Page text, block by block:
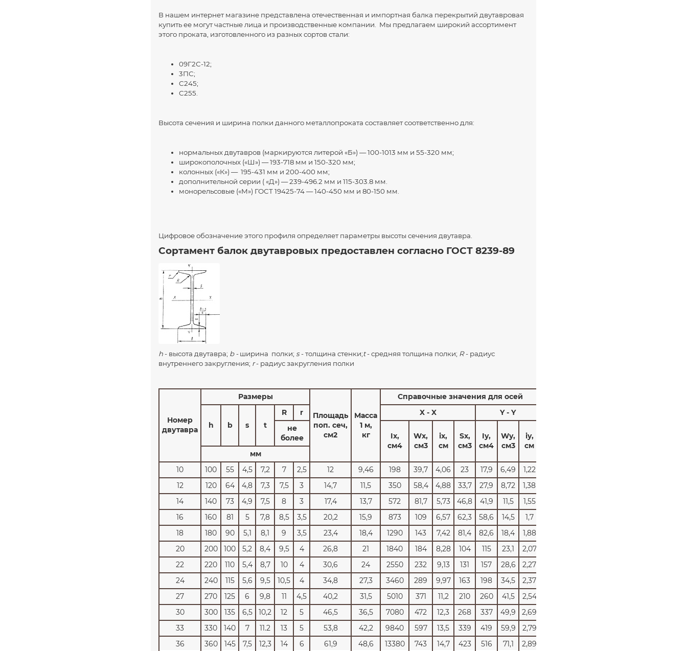
В нашем интернет магазине представлена отечественная и импортная балка перекрытий двутавровая
купить ее могут частные лица и производственные компании. Мы предлагаем широкий ассортимент
этого проката, изготовленного из разных сортов стали:
09Г2С-12;
3ПС;
C245;
C255.
Высота сечения и ширина полки данного металлопроката составляет соответственно для:
нормальных двутавров (маркируются литерой «Б») — 100-1013 мм и 55-320 мм;
широкополочных («Ш») — 193-718 мм и 150-320 мм;
колонных («К») — 195-431 мм и 200-400 мм;
дополнительной серии ( «Д») — 239-496.2 мм и 115-303.8 мм.
монорельсовые («М») ГОСТ 19425-74 — 140-450 мм и 80-150 мм.
Цифровое обозначение этого профиля определяет параметры высоты сечения двутавра.
Сортамент балок двутавровых предоставлен согласно ГОСТ 8239-89
h- высота двутавра; b -ширина полки; s- толщина стенки;t- средняя толщина полки; R- радиус
внутреннего закругления; r- радиус закругления полки
Номер
двутавра
Размеры
Площадь
поп. сеч,
см2
Масса
1 м,
кг
Справочные значения для осей
h b s t
R r X - X
Y - Y
не
более
Ix,
см4
Wx,
см3
ix,
см
Sx,
см3
Iy,
см4
Wy,
см3
iy,
см
мм
10
100 55 4,5 7,2 7 2,5 12 9,46 198 39,7 4,06 23 17,9 6,49
1,22
12
120 64 4,8 7,3 7,5 3 14,7 11,5 350 58,4 4,88 33,7 27,9 8,72
1,38
14
140 73 4,9 7,5 8 3 17,4 13,7 572 81,7 5,73 46,8 41,9 11,5
1,55
16
160 81 5 7,8 8,5 3,5 20,2 15,9 873 109 6,57 62,3 58,6 14,5
1,7
18
180 90 5,1 8,1 9 3,5 23,4 18,4 1290 143 7,42 81,4 82,6 18,4
1,88
20
200 100 5,2 8,4 9,5 4 26,8 21 1840 184 8,28 104 115 23,1
2,07
22
220 110 5,4 8,7 10 4 30,6 24 2550 232 9,13 131 157 28,6
2,27
24
240 115 5,6 9,5 10,5 4 34,8 27,3 3460 289 9,97 163 198 34,5
2,37
27
270 125 6 9,8 11 4,5 40,2 31,5 5010 371 11,2 210 260 41,5
2,54
30
300 135 6,5 10,2 12 5 46,5 36,5 7080 472 12,3 268 337 49,9
2,69
33
330 140 7 11.2 13 5 53,8 42,2 9840 597 13,5 339 419 59,9
2,79
36
360 145 7,5 12,3 14 6 61,9 48,6 13380 743 14,7 423 516 71,1
2,89